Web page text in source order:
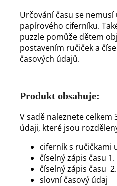
Určování času se
papírového ciferníku.
puzzle pomůže dětem
postavením ručiček a
časových údajů.
Produkt obsahuje:
V sadě naleznete celkem
údaji, které jsou
ciferník s ručičkami
číselný zápis času
číselný zápis času
slovní časový údaj